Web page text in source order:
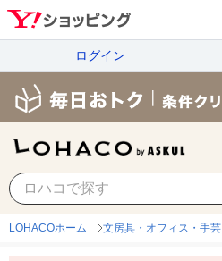
ログイン
LOHACOホーム 文房具・オフィス・手芸